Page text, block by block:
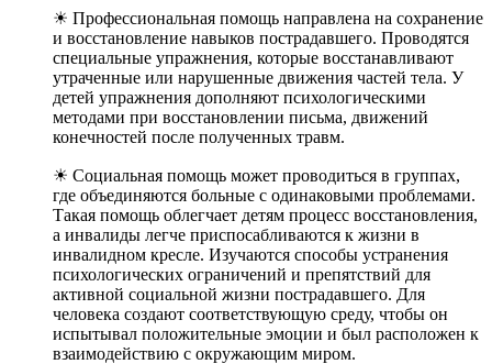
☀ Профессиональная помощь направлена на сохранение
и восстановление навыков пострадавшего. Проводятся
специальные упражнения, которые восстанавливают
утраченные или нарушенные движения частей тела. У
детей упражнения дополняют психологическими
методами при восстановлении письма, движений
конечностей после полученных травм.
☀ Социальная помощь может проводиться в группах,
где объединяются больные с одинаковыми проблемами.
Такая помощь облегчает детям процесс восстановления,
а инвалиды легче приспосабливаются к жизни в
инвалидном кресле. Изучаются способы устранения
психологических ограничений и препятствий для
активной социальной жизни пострадавшего. Для
человека создают соответствующую среду, чтобы он
испытывал положительные эмоции и был расположен к
взаимодействию с окружающим миром.